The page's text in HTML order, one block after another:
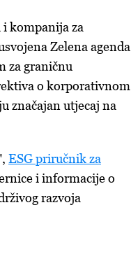
i kompanija za
Zelena agenda
za graničnu
o korporativnom
značajan utjecaj na
ESG priručnik za
i informacije o
razvoja